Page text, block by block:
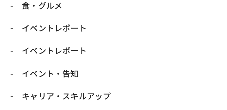
​食・グルメ
イベントレポート
イベントレポート
イベント・告知
キャリア・スキルアップ